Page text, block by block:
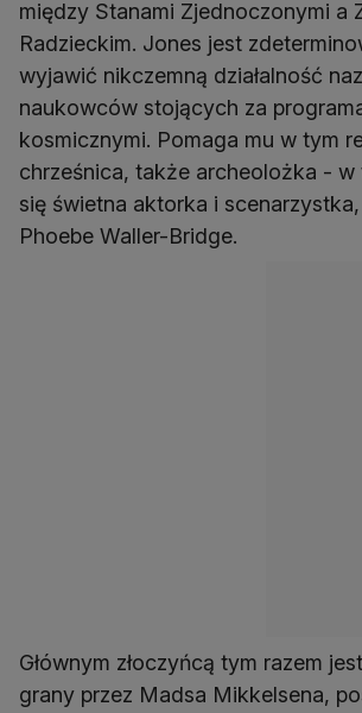
między Stanami Zjednoczonymi a
Radzieckim. Jones jest
wyjawić nikczemną działalność
naukowców stojących za
kosmicznymi. Pomaga mu w tym
chrześnica, także archeolożka - w
się świetna aktorka i
Phoebe Waller-Bridge.
Głównym złoczyńcą tym razem
grany przez Madsa Mikkelsena,